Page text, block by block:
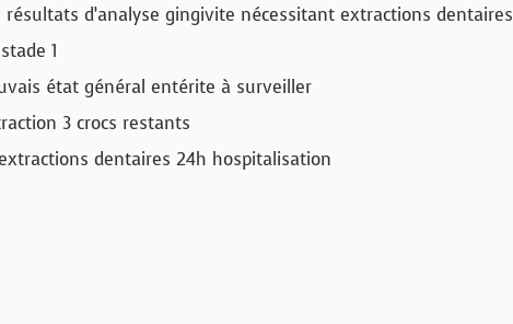
résultats d’analyse gingivite nécessitant extractions dentaires
1
état général entérite à surveiller
3 crocs restants
extractions dentaires 24h hospitalisation